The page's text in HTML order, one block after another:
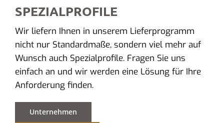
SPEZIALPROFILE
Wir liefern Ihnen in unserem Lieferprogramm
nicht nur Standardmaße, sondern viel mehr auf
Wunsch auch Spezialprofile. Fragen Sie uns
einfach an und wir werden eine Lösung für Ihre
Anforderung finden.
Unternehmen